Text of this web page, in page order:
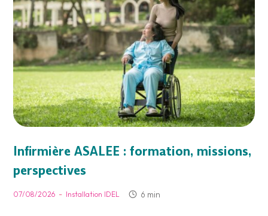
Infirmière ASALEE : formation, missions,
perspectives
07/08/2026 - Installation IDEL 6 min